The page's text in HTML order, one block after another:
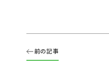
前の記事